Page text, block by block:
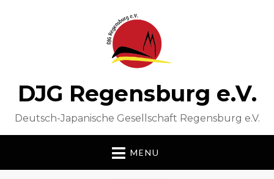
DJG Regensburg e.V.
Deutsch-Japanische Gesellschaft Regensburg e.V.
MENU